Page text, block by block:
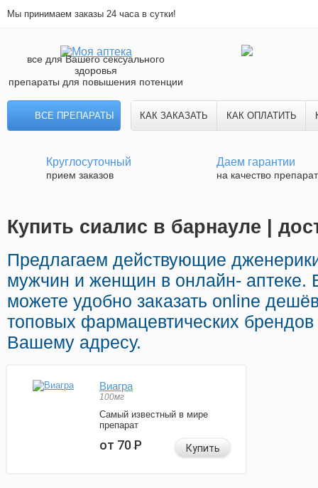
Мы принимаем заказы 24 часа в сутки!
все для Вашего сексуального
здоровья
препараты для повышения потенции
ВСЕ ПРЕПАРАТЫ КАК ЗАКАЗАТЬ КАК ОПЛАТИТЬ
Круглосуточный
прием заказов
Даем гарантии
на качество
Купить сиалис в барнауле |
Предлагаем действующие
мужчин и женщин в онлайн- аптеке.
можете удобно заказать online
топовых фармацевтических брендов
Вашему адресу.
Виагра
100мг
Самый известный в мире
препарат
от 70Р Купить